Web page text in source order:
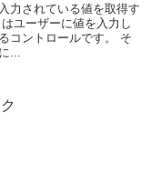
力されている値を取得す
ユーザーに値を入力し
コントロールです。 そ
...